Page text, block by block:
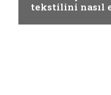
tekstilini nasıl